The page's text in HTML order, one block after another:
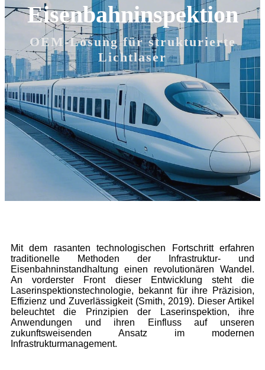
Eisenbahninspektion
OEM-Lösung für strukturierte
Lichtlaser
Mit dem rasanten technologischen Fortschritt erfahren
traditionelle Methoden der Infrastruktur- und
Eisenbahninstandhaltung einen revolutionären Wandel.
An vorderster Front dieser Entwicklung steht die
Laserinspektionstechnologie, bekannt für ihre Präzision,
Effizienz und Zuverlässigkeit (Smith, 2019). Dieser Artikel
beleuchtet die Prinzipien der Laserinspektion, ihre
Anwendungen und ihren Einfluss auf unseren
zukunftsweisenden Ansatz im modernen
Infrastrukturmanagement.